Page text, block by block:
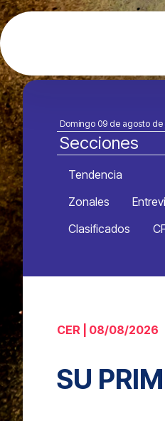
Domingo 09 de agosto
Secciones
Tendencia
Zonales
Clasificados
CER | 08/08/2026
SU